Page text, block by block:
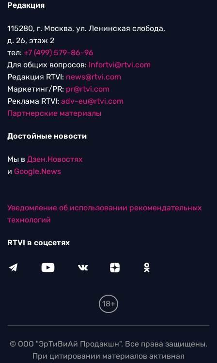
Редакция
115280, г. Москва, ул. Ленинская слобода,
д. 26, этаж 2
тел: +7 (499) 579-86-96
Для общих вопросов: Infortvi@rtvi.com
Редакция RTVI: news@rtvi.com
Маркетинг/PR: pr@rtvi.com
Реклама RTVI: adv-eu@rtvi.com
Партнерские материалы
Достойные новости
Мы в Дзен.Новостях
и Google.News
Уведомление об использовании рекомендательных
технологий
RTVI в соцсетях
18+
© ООО "ЭрТиВиАй Продакшн". Все права защищены.
При цитировании материалов активная